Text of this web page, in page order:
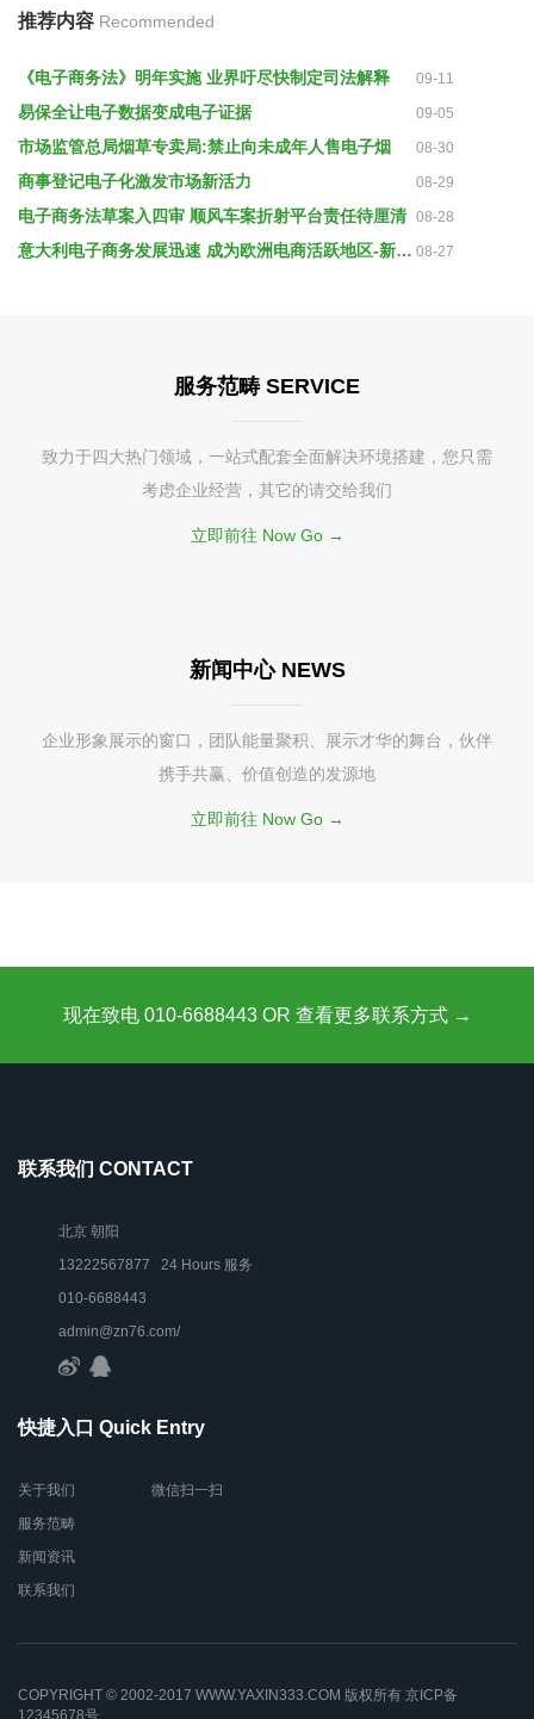
推荐内容 Recommended
《电子商务法》明年实施 业界吁尽快制定司法解释 09-11
易保全让电子数据变成电子证据 09-05
市场监管总局烟草专卖局:禁止向未成年人售电子烟 08-30
商事登记电子化激发市场新活力 08-29
电子商务法草案入四审 顺风车案折射平台责任待厘清 08-28
意大利电子商务发展迅速 成为欧洲电商活跃地区-新华网 08-27
服务范畴 SERVICE
致力于四大热门领域，一站式配套全面解决环境搭建，您只需
考虑企业经营，其它的请交给我们
立即前往 Now Go →
新闻中心 NEWS
企业形象展示的窗口，团队能量聚积、展示才华的舞台，伙伴
携手共赢、价值创造的发源地
立即前往 Now Go →
现在致电 010-6688443 OR 查看更多联系方式 →
联系我们 CONTACT
北京 朝阳
13222567877 24 Hours 服务
010-6688443
admin@zn76.com/
快捷入口 Quick Entry
关于我们
服务范畴
新闻资讯
联系我们
微信扫一扫
COPYRIGHT © 2002-2017 WWW.YAXIN333.COM 版权所有 京ICP备
12345678号